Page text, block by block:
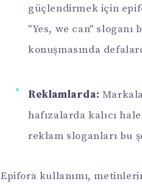
güçlendirmek için
"Yes, we can"
konuşmasında
Reklamlarda:
hafızalarda kalıcı
reklam sloganları bu
Epifora kullanımı,